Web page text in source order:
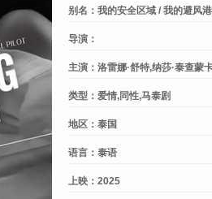
别名： 我的安全区域 / 我的避风
导演：
主演： 洛雷娜·舒特,纳莎·泰查蒙
类型： 爱情,同性,马泰剧
地区： 泰国
语言： 泰语
上映： 2025